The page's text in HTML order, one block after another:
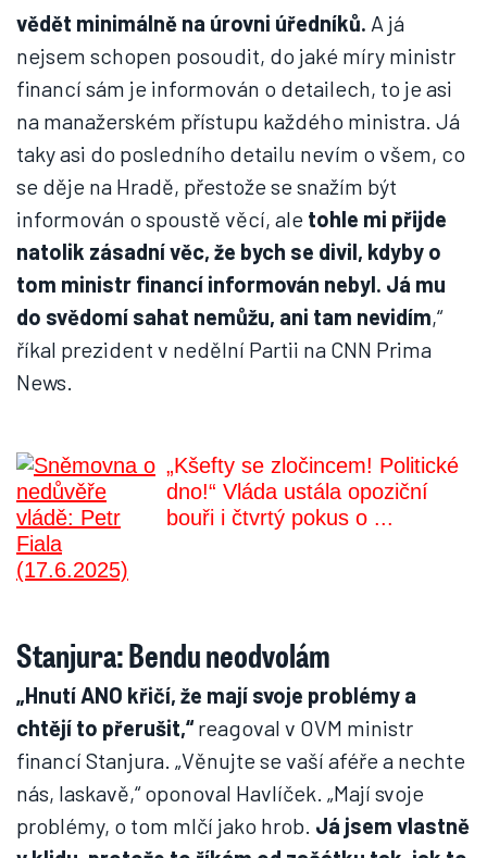
vědět minimálně na úrovni úředníků. A já
nejsem schopen posoudit, do jaké míry ministr
financí sám je informován o detailech, to je asi
na manažerském přístupu každého ministra. Já
taky asi do posledního detailu nevím o všem, co
se děje na Hradě, přestože se snažím být
informován o spoustě věcí, ale tohle mi přijde
natolik zásadní věc, že bych se divil, kdyby o
tom ministr financí informován nebyl. Já mu
do svědomí sahat nemůžu, ani tam nevidím,“
říkal prezident v nedělní Partii na CNN Prima
News.
„Kšefty se zločincem! Politické
dno!“ Vláda ustála opoziční
bouři i čtvrtý pokus o ...
Stanjura: Bendu neodvolám
„Hnutí ANO křičí, že mají svoje problémy a
chtějí to přerušit,“reagoval v OVM ministr
financí Stanjura. „Věnujte se vaší aféře a nechte
nás, laskavě,“ oponoval Havlíček. „Mají svoje
problémy, o tom mlčí jako hrob. Já jsem vlastně